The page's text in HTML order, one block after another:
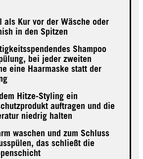
als Kur vor der Wäsche oder
in den Spitzen
Shampoo
bei jeder zweiten
eine Haarmaske statt der
Hitze-Styling ein
auftragen und die
niedrig halten
waschen und zum Schluss
das schließt die